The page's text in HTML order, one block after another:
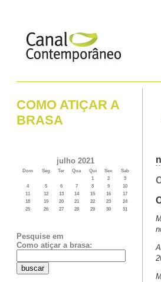
COMO ATIÇAR A
BRASA
julho 2021
Dom Seg Ter Qua Qui Sex
Sab
1
2
3
4
5 6 7 8 9
10
11
12 13 14 15 16
17
18
19 20 21 22 23
24
25
26 27 28 29 30 31
Pesquise em
Como atiçar a brasa: